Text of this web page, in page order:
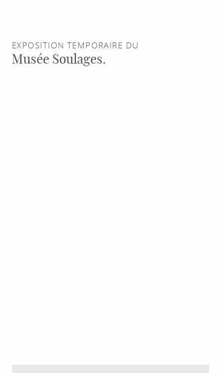
EXPOSITION TEMPORAIRE DU
Musée Soulages.